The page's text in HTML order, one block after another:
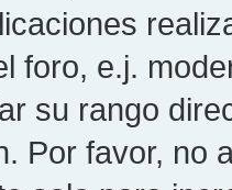
foro, e.j.
su rango
Por favor, no